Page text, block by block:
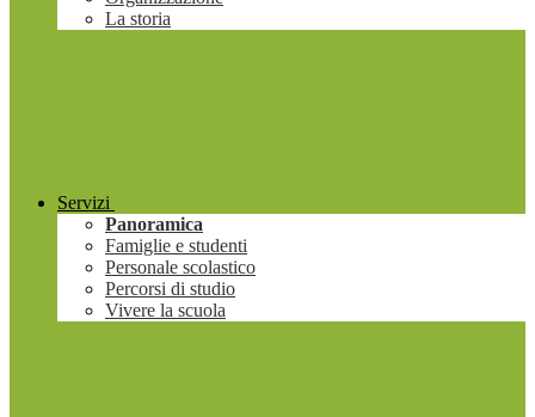
La storia
Servizi
Panoramica
Famiglie e studenti
Personale scolastico
Percorsi di studio
Vivere la scuola